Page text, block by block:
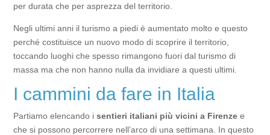
per durata che per asprezza del territorio.
Negli ultimi anni il turismo a piedi è aumentato molto e questo
perché costituisce un nuovo modo di scoprire il territorio,
toccando luoghi che spesso rimangono fuori dal turismo di
massa ma che non hanno nulla da invidiare a questi ultimi.
I cammini da fare in Italia
Partiamo elencando isentieri italiani più vicini a Firenze e
che si possono percorrere nell’arco di una settimana. In questo